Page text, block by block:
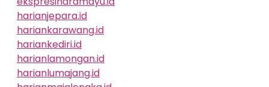
harianjepara.id
hariankarawang.id
hariankediri.id
harianlamongan.id
harianlumajang.id